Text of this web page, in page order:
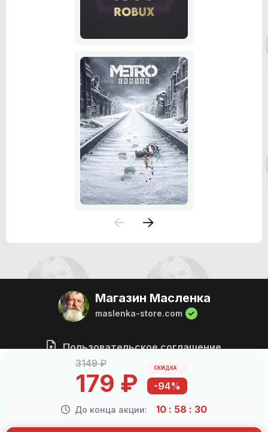
3149 ₽
179 ₽
СКИДКА
-94%
До конца акции: 10 : 58 : 29
Магазин Масленка
maslenka-store.com
Пользовательское соглашение
308705 59874
Куплено товаров
Получить подарокПоддержкаСотрудничество